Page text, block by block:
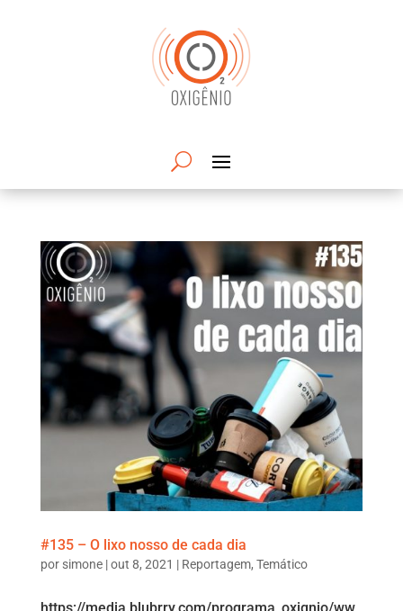
#135 – O lixo nosso de cada dia
por simone|out 8, 2021 | Reportagem, Temático